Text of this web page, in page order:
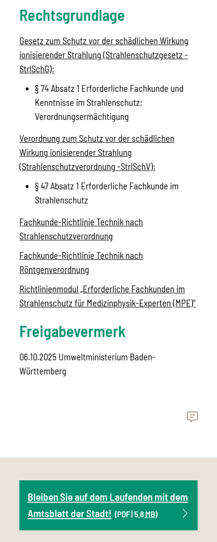
Rechtsgrundlage
Gesetz zum Schutz vor der schädlichen Wirkung
ionisierender Strahlung (Strahlenschutzgesetz -
StrlSchG):
§ 74 Absatz 1 Erforderliche Fachkunde und
Kenntnisse im Strahlenschutz;
Verordnungsermächtigung
Verordnung zum Schutz vor der schädlichen
Wirkung ionisierender Strahlung
(Strahlenschutzverordnung -StrlSchV):
§ 47 Absatz 1 Erforderliche Fachkunde im
Strahlenschutz
Fachkunde-Richtlinie Technik nach
Strahlenschutzverordnung
Fachkunde-Richtlinie Technik nach
Röntgenverordnung
Richtlinienmodul „Erforderliche Fachkunden im
Strahlenschutz für Medizinphysik-Experten (MPE)"
Freigabevermerk
06.10.2025 Umweltministerium Baden-
Württemberg
Bleiben Sie auf dem Laufenden mit dem
Amtsblatt der Stadt! (PDF | 5,8 MB)